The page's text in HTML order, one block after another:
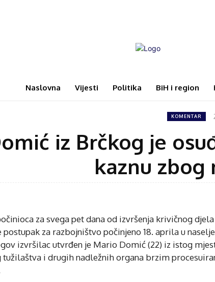
Naslovna Vijesti Politika BiH i region
KOMENTAR
iz Brčkog je
kaznu zbog
za svega pet dana od izvršenja krivičnog
postupak za razbojništvo počinjeno 18. aprila u
izvršilac utvrđen je Mario Domić (22) iz istog
i drugih nadležnih organa brzim